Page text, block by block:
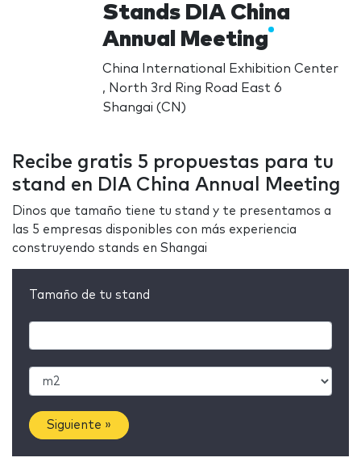
Stands DIA China
Annual Meeting
China International Exhibition Center
, North 3rd Ring Road East 6
Shangai (CN)
Recibe gratis 5 propuestas para tu
stand en DIA China Annual Meeting
Dinos que tamaño tiene tu stand y te presentamos a
las 5 empresas disponibles con más experiencia
construyendo stands en Shangai
Tamaño de tu stand
Siguiente »